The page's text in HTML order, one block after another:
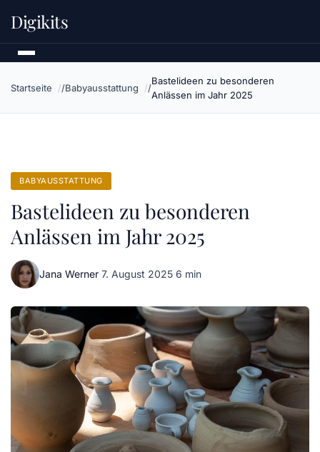
Digikits
Startseite Babyausstattung
Bastelideen zu besonderen
Anlässen im Jahr 2025
BABYAUSSTATTUNG
Bastelideen zu besonderen
Anlässen im Jahr 2025
Jana Werner·7. August 2025·6 min